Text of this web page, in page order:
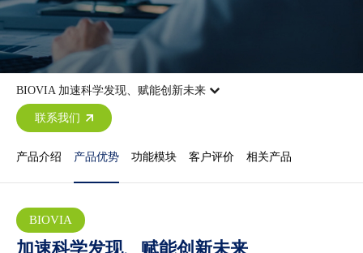
BIOVIA 加速科学发现、赋能创新未来
联系我们
产品介绍 产品优势 功能模块 客户评价 相关产品
BIOVIA
加速科学发现、赋能创新未来